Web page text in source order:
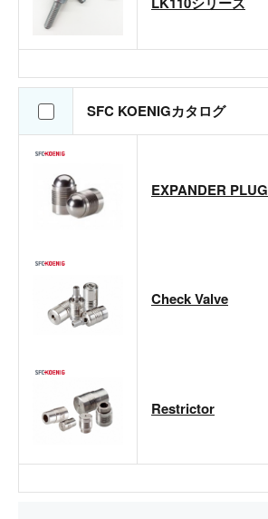
SFC KOENIGカタログ
EXPANDER PLUG
Check Valve
Restrictor